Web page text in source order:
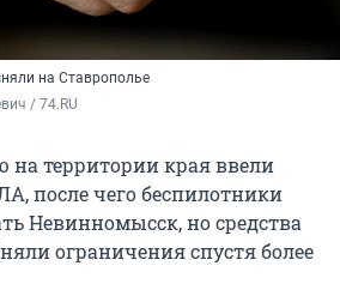
на Ставрополье
/ 74.RU
территории края ввели
после чего беспилотники
Невинномысск, но средства
ограничения спустя более